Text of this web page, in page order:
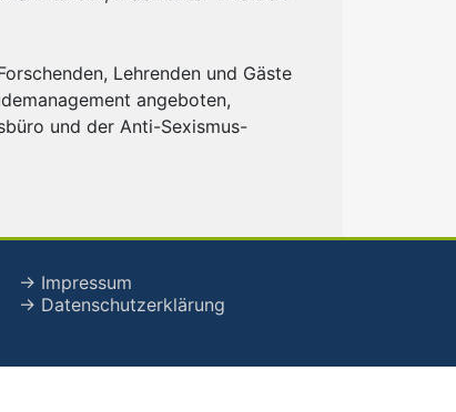
Lehrenden und Gäste
angeboten,
und der Anti-Sexismus-
→ Impressum
→ Datenschutzerklärung